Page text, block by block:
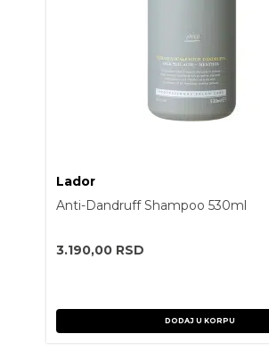
Lador
Anti-Dandruff Shampoo 530ml
3.190,00 RSD
DODAJ U KORPU